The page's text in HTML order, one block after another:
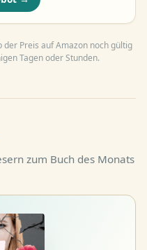
ein Toter aus
ein Schafzüchter
Belle-Île …
Preis auf Amazon noch gültig
Tagen oder Stunden.
zum Buch des Monats